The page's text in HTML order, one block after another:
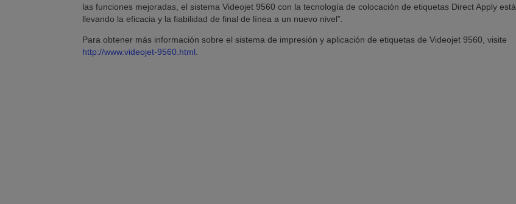
las funciones mejoradas, el sistema Videojet 9560 con la tecnología de colocación de etiquetas Direct Apply está
llevando la eficacia y la fiabilidad de final de línea a un nuevo nivel”.
Para obtener más información sobre el sistema de impresión y aplicación de etiquetas de Videojet 9560, visite
http://www.videojet-9560.html